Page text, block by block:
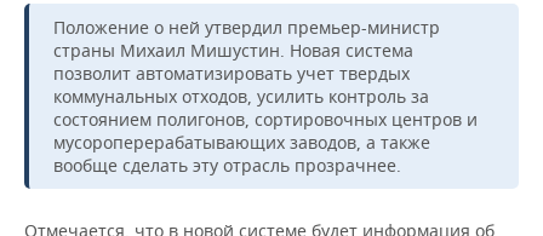
ВОЛЕЙБОЛ
КИБЕРСПОРТ
ФИГУРНОЕ КАТАНИЕ
ИСТОРИЯ
КУЛЬТУРА
МЕДИЦИНА
СПРАВОЧНИК
СПИСОК ПЕРСОН
СПИСОК КОМПАНИЙ
ПОЛНАЯ ВЕРСИЯ
Положение о ней утвердил премьер-министр
страны Михаил Мишустин. Новая система
позволит автоматизировать учет твердых
коммунальных отходов, усилить контроль за
состоянием полигонов, сортировочных центров и
мусороперерабатывающих заводов, а также
вообще сделать эту отрасль прозрачнее.
Отмечается, что в новой системе будет информация об